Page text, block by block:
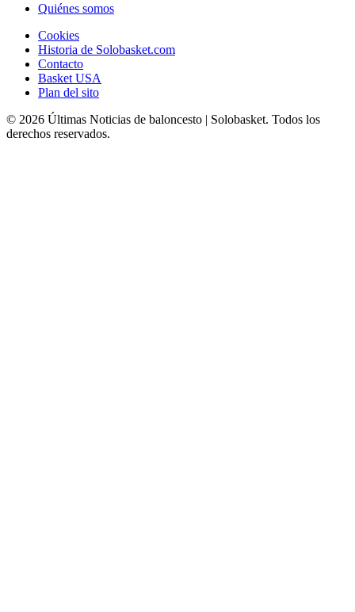
Quiénes somos
Cookies
Historia de Solobasket.com
Contacto
Basket USA
Plan del sito
© 2026 Últimas Noticias de baloncesto | Solobasket. Todos los
derechos reservados.